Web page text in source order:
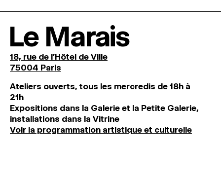
Le Marais
18, rue de l'Hôtel de Ville
75004 Paris
Ateliers ouverts, tous les mercredis de 18h à
21h
Expositions dans la Galerie et la Petite Galerie,
installations dans la Vitrine
Voir la programmation artistique et culturelle